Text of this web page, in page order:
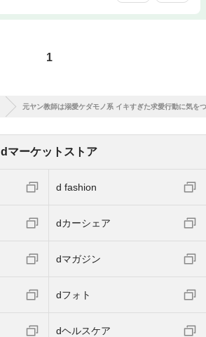
1
元ヤン教師は溺愛ケダモノ系 イキすぎた求愛行動に気を
dマーケットストア
d fashion
dカーシェア
dマガジン
dフォト
dヘルスケア